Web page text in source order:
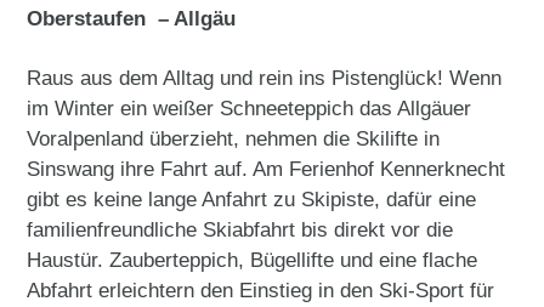
Oberstaufen – Allgäu
Raus aus dem Alltag und rein ins Pistenglück! Wenn
im Winter ein weißer Schneeteppich das Allgäuer
Voralpenland überzieht, nehmen die Skilifte in
Sinswang ihre Fahrt auf. Am Ferienhof Kennerknecht
gibt es keine lange Anfahrt zu Skipiste, dafür eine
familienfreundliche Skiabfahrt bis direkt vor die
Haustür. Zauberteppich, Bügellifte und eine flache
Abfahrt erleichtern den Einstieg in den Ski-Sport für